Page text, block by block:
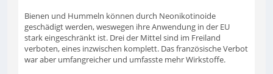
Bienen und Hummeln können durch Neonikotinoide
geschädigt werden, weswegen ihre Anwendung in der EU
stark eingeschränkt ist. Drei der Mittel sind im Freiland
verboten, eines inzwischen komplett. Das französische Verbot
war aber umfangreicher und umfasste mehr Wirkstoffe.